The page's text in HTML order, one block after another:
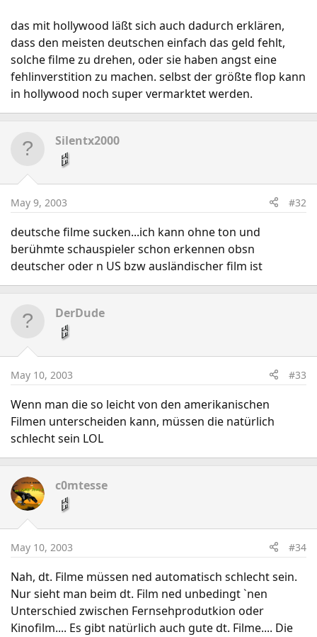
das mit hollywood läßt sich auch dadurch erklären,
dass den meisten deutschen einfach das geld fehlt,
solche filme zu drehen, oder sie haben angst eine
fehlinverstition zu machen. selbst der größte flop kann
in hollywood noch super vermarktet werden.
Silentx2000
May 9, 2003 #32
deutsche filme sucken...ich kann ohne ton und
berühmte schauspieler schon erkennen obsn
deutscher oder n US bzw ausländischer film ist
DerDude
May 10, 2003 #33
Wenn man die so leicht von den amerikanischen
Filmen unterscheiden kann, müssen die natürlich
schlecht sein LOL
c0mtesse
May 10, 2003 #34
Nah, dt. Filme müssen ned automatisch schlecht sein.
Nur sieht man beim dt. Film ned unbedingt `nen
Unterschied zwischen Fernsehprodutkion oder
Kinofilm.... Es gibt natürlich auch gute dt. Filme.... Die